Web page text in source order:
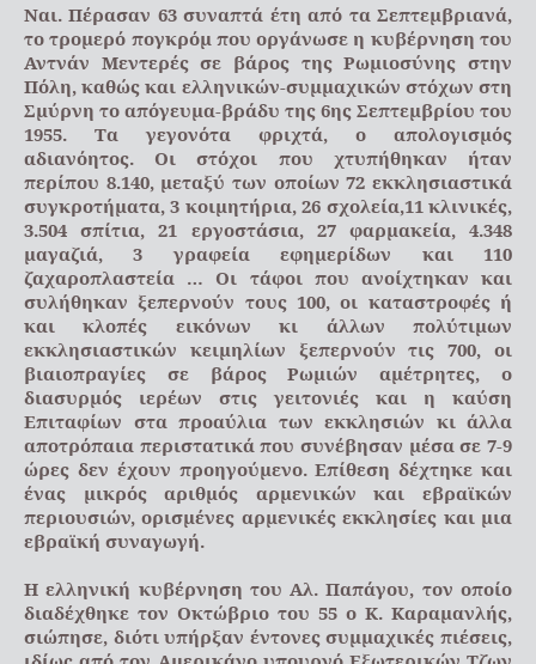
Ναι. Πέρασαν 63 συναπτά έτη από τα Σεπτεμβριανά,
το τρομερό πογκρόμ που οργάνωσε η κυβέρνηση του
Αντνάν Μεντερές σε βάρος της Ρωμιοσύνης στην
Πόλη, καθώς και ελληνικών-συμμαχικών στόχων στη
Σμύρνη το απόγευμα-βράδυ της 6ης Σεπτεμβρίου του
1955. Τα γεγονότα φριχτά, ο απολογισμός
αδιανόητος. Οι στόχοι που χτυπήθηκαν ήταν
περίπου 8.140, μεταξύ των οποίων 72 εκκλησιαστικά
συγκροτήματα, 3 κοιμητήρια, 26 σχολεία,11 κλινικές,
3.504 σπίτια, 21 εργοστάσια, 27 φαρμακεία, 4.348
μαγαζιά, 3 γραφεία εφημερίδων και 110
ζαχαροπλαστεία … Οι τάφοι που ανοίχτηκαν και
συλήθηκαν ξεπερνούν τους 100, οι καταστροφές ή
και κλοπές εικόνων κι άλλων πολύτιμων
εκκλησιαστικών κειμηλίων ξεπερνούν τις 700, οι
βιαιοπραγίες σε βάρος Ρωμιών αμέτρητες, ο
διασυρμός ιερέων στις γειτονιές και η καύση
Επιταφίων στα προαύλια των εκκλησιών κι άλλα
αποτρόπαια περιστατικά που συνέβησαν μέσα σε 7-9
ώρες δεν έχουν προηγούμενο. Επίθεση δέχτηκε και
ένας μικρός αριθμός αρμενικών και εβραϊκών
περιουσιών, ορισμένες αρμενικές εκκλησίες και μια
εβραϊκή συναγωγή.
Η ελληνική κυβέρνηση του Αλ. Παπάγου, τον οποίο
διαδέχθηκε τον Οκτώβριο του 55 ο Κ. Καραμανλής,
σιώπησε, διότι υπήρξαν έντονες συμμαχικές πιέσεις,